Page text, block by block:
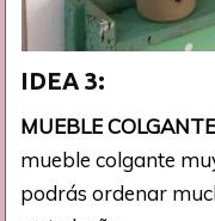
IDEA 3:
MUEBLE
mueble colgante
podrás ordenar